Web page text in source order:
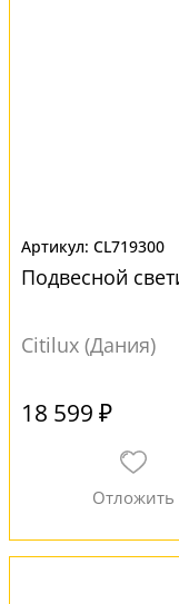
CL719300
Подвесной
Citilux (Дания)
18 599 ₽